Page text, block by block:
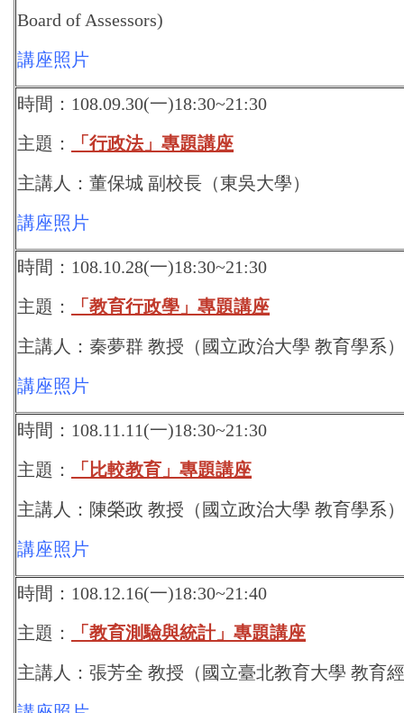
Board of Assessors)
講座照片
時間：108.09.30(一)18:30~21:30
主題：
「行政法」專題講座
主講人：董保城 副校長（東吳大學）
講座照片
時間：108.10.28(一)18:30~21:30
主題：
「教育行政學」專題講座
主講人：秦夢群 教授（國立政治大學 教育學系）
講座照片
時間：108.11.11(一)18:30~21:30
主題：
「比較教育」專題講座
主講人：陳榮政 教授（國立政治大學 教育學系）
講座照片
時間：108.12.16(一)18:30~21:40
主題：
「教育測驗與統計」專題講座
主講人：張芳全 教授（國立臺北教育大學 教育